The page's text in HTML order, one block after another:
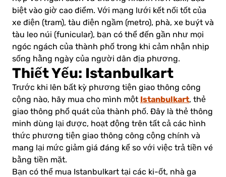
biệt vào giờ cao điểm. Với mạng lưới kết nối tốt của
xe điện (tram), tàu điện ngầm (metro), phà, xe buýt và
tàu leo núi (funicular), bạn có thể đến gần như mọi
ngóc ngách của thành phố trong khi cảm nhận nhịp
sống hằng ngày của người dân địa phương.
Thiết Yếu: Istanbulkart
Trước khi lên bất kỳ phương tiện giao thông công
cộng nào, hãy mua cho mình một Istanbulkart, thẻ
giao thông phổ quát của thành phố. Đây là thẻ thông
minh dùng lại được, hoạt động trên tất cả các hình
thức phương tiện giao thông công cộng chính và
mang lại mức giảm giá đáng kể so với việc trả tiền vé
bằng tiền mặt.
Bạn có thể mua Istanbulkart tại các ki-ốt, nhà ga